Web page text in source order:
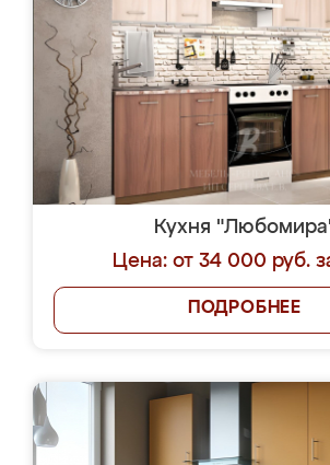
Кухня
Цена: от 34 000 руб.
ПОДРОБНЕЕ